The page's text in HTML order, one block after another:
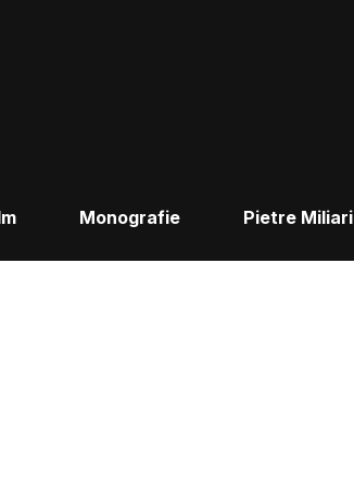
Monografie Pietre Miliari